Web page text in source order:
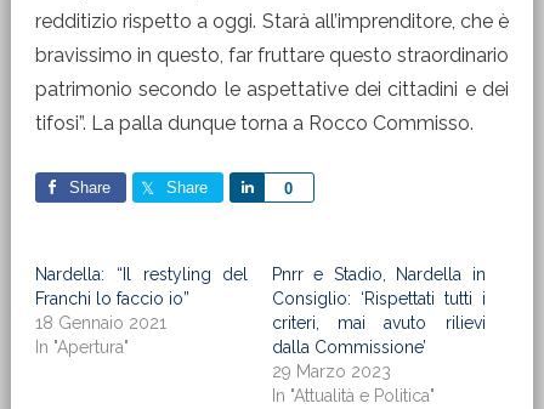
redditizio rispetto a oggi. Starà all’imprenditore, che è
bravissimo in questo, far fruttare questo straordinario
patrimonio secondo le aspettative dei cittadini e dei
tifosi”. La palla dunque torna a Rocco Commisso.
Share Share 0
Share
Nardella: “Il restyling del
Franchi lo faccio io”
18 Gennaio 2021
In "Apertura"
Pnrr e Stadio, Nardella in
Consiglio: ‘Rispettati tutti i
criteri, mai avuto rilievi
dalla Commissione’
29 Marzo 2023
In "Attualità e Politica"